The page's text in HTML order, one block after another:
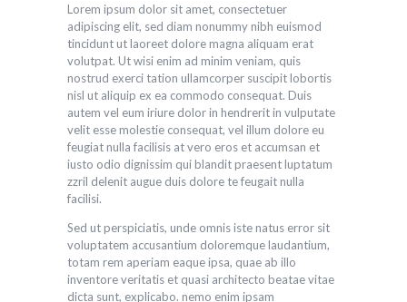
Lorem ipsum dolor sit amet, consectetuer
adipiscing elit, sed diam nonummy nibh euismod
tincidunt ut laoreet dolore magna aliquam erat
volutpat. Ut wisi enim ad minim veniam, quis
nostrud exerci tation ullamcorper suscipit lobortis
nisl ut aliquip ex ea commodo consequat. Duis
autem vel eum iriure dolor in hendrerit in vulputate
velit esse molestie consequat, vel illum dolore eu
feugiat nulla facilisis at vero eros et accumsan et
iusto odio dignissim qui blandit praesent luptatum
zzril delenit augue duis dolore te feugait nulla
facilisi.
Sed ut perspiciatis, unde omnis iste natus error sit
voluptatem accusantium doloremque laudantium,
totam rem aperiam eaque ipsa, quae ab illo
inventore veritatis et quasi architecto beatae vitae
dicta sunt, explicabo. nemo enim ipsam